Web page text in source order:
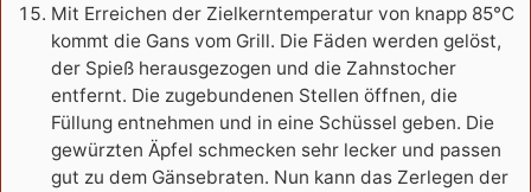
Mit Erreichen der Zielkerntemperatur von knapp 85°C
kommt die Gans vom Grill. Die Fäden werden gelöst,
der Spieß herausgezogen und die Zahnstocher
entfernt. Die zugebundenen Stellen öffnen, die
Füllung entnehmen und in eine Schüssel geben. Die
gewürzten Äpfel schmecken sehr lecker und passen
gut zu dem Gänsebraten. Nun kann das Zerlegen der